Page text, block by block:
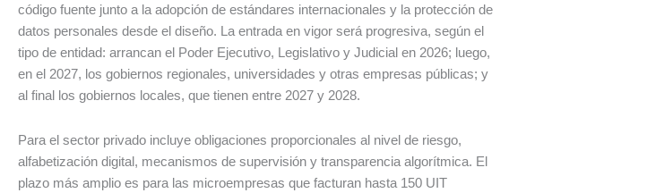
código fuente junto a la adopción de estándares internacionales y la protección de
datos personales desde el diseño. La entrada en vigor será progresiva, según el
tipo de entidad: arrancan el Poder Ejecutivo, Legislativo y Judicial en 2026; luego,
en el 2027, los gobiernos regionales, universidades y otras empresas públicas; y
al final los gobiernos locales, que tienen entre 2027 y 2028.
Para el sector privado incluye obligaciones proporcionales al nivel de riesgo,
alfabetización digital, mecanismos de supervisión y transparencia algorítmica. El
plazo más amplio es para las microempresas que facturan hasta 150 UIT